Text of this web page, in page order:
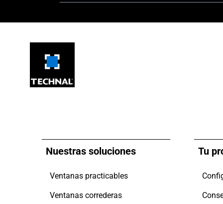
Nuestras soluciones
Ventanas practicables
Ventanas correderas
Tu